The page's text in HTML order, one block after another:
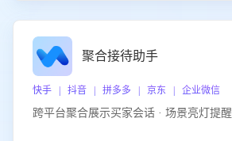
聚合接待助手
快手 | 抖音 | 拼多多 | 京东 | 企业微信
跨平台聚合展示买家会话 · 场景亮灯提醒